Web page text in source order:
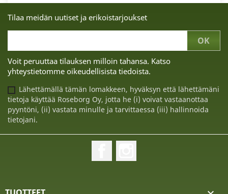
Tilaa meidän uutiset ja erikoistarjoukset
Voit peruuttaa tilauksen milloin tahansa. Katso
yhteystietomme oikeudellisista tiedoista.
Lähettämällä tämän lomakkeen, hyväksyn että lähettämäni
tietoja käyttää Roseborg Oy, jotta he (i) voivat vastaanottaa
pyyntöni, (ii) vastata minulle ja tarvittaessa (iii) hallinnoida
tietojani.